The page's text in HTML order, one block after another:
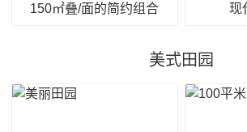
150㎡叠/面的简约组合 现
美式田园